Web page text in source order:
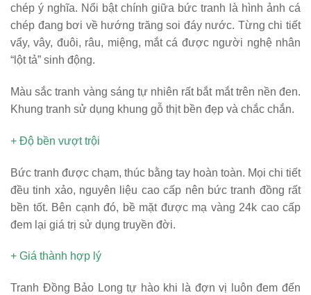
chép ý nghĩa. Nổi bật chính giữa bức tranh là hình ảnh cá
chép đang bơi về hướng trăng soi đáy nước. Từng chi tiết
vẩy, vây, đuôi, râu, miệng, mắt cá được người nghệ nhân
“lột tả” sinh động.
Màu sắc tranh vàng sáng tự nhiên rất bắt mắt trên nền đen.
Khung tranh sử dụng khung gỗ thịt bền đẹp và chắc chắn.
+ Độ bền vượt trội
Bức tranh được chạm, thúc bằng tay hoàn toàn. Mọi chi tiết
đều tinh xảo, nguyên liệu cao cấp nên bức tranh đồng rất
bền tốt. Bên cạnh đó, bề mặt được mạ vàng 24k cao cấp
đem lại giá trị sử dụng truyền đời.
+ Giá thành hợp lý
Tranh Đồng Bảo Long tự hào khi là đợn vị luôn đem đến